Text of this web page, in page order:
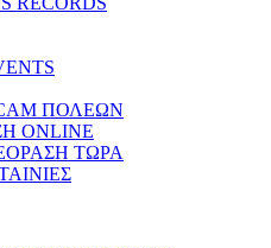
ΠΟΛΕΩΝ
ONLINE
ΤΩΡΑ